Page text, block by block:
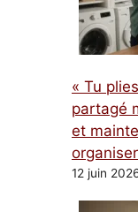
« Tu
partagé
et
12 juin